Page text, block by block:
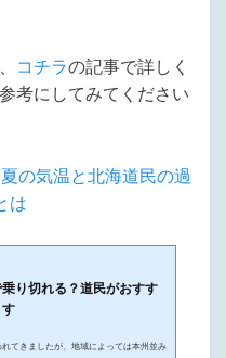
コチラの記事で詳しく
考にしてみてください
の気温と北海道民の過
は
り切れる？道民がおすす
てきましたが、地域によっては本州並み